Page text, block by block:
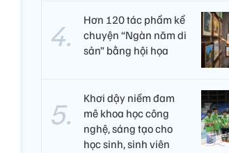
Hơn 120 tác phẩm kể
chuyện “Ngàn năm di
sản” bằng hội họa
Khơi dậy niềm đam
mê khoa học công
nghệ, sáng tạo cho
học sinh, sinh viên